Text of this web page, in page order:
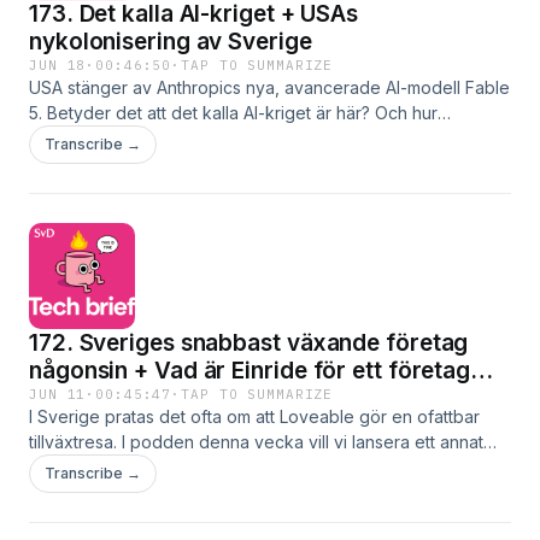
173. Det kalla AI-kriget + USAs
nykolonisering av Sverige
JUN 18 · 00:46:50 ·TAP TO SUMMARIZE
USA stänger av Anthropics nya, avancerade AI-modell Fable
5. Betyder det att det kalla AI-kriget är här? Och hur
påverkar det oss? Sophia Sinclair förklarar varför Sverige är
exceptionellt sårbart om detta blir verklighet, men hon tror
Sverige. Men ska vi verkligen jubla över det, undrar Björn
Jeffery. Snarare verkar det som om USA håller på med en
ny form av kolonisering. Med humor och initierade källor tar
SvD:s journalister med dig när framtiden skapas. Med Björn
Jeffery, Sophia Sinclair och Henning Eklund. Producent och
redaktör Tove Friman Leffler.
Transcribe →
172. Sveriges snabbast växande företag
någonsin + Vad är Einride för ett företag
egentligen?
JUN 11 · 00:45:47 ·TAP TO SUMMARIZE
I Sverige pratas det ofta om att Loveable gör en ofattbar
tillväxtresa. I podden denna vecka vill vi lansera ett annat
företag som det snabbast växande bolaget någonsin. Det
handlar om AI-bolaget Legora, som erbjuder sin tjänster till
Transcribe →